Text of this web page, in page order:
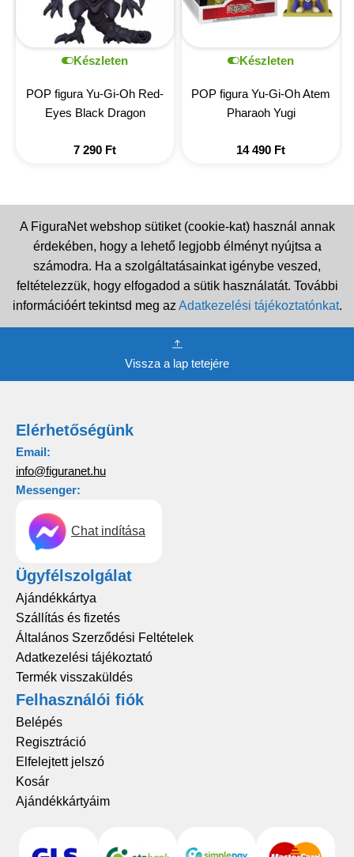
Készleten
POP figura Yu-Gi-Oh Red-
Eyes Black Dragon
7 290 Ft
Készleten
POP figura Yu-Gi-Oh Atem
Pharaoh Yugi
14 490 Ft
A FiguraNet webshop sütiket (cookie-kat) használ annak
érdekében, hogy a lehető legjobb élményt nyújtsa a
számodra. Ha a szolgáltatásainkat igénybe veszed,
feltételezzük, hogy elfogadod a sütik használatát. További
információért tekintsd meg az Adatkezelési tájékoztatónkat.
Vissza a lap tetejére
Elérhetőségünk
Email:
info@figuranet.hu
Messenger:
Chat indítása
Ügyfélszolgálat
Ajándékkártya
Szállítás és fizetés
Általános Szerződési Feltételek
Adatkezelési tájékoztató
Termék visszaküldés
Felhasználói fiók
Belépés
Regisztráció
Elfelejtett jelszó
Kosár
Ajándékkártyáim